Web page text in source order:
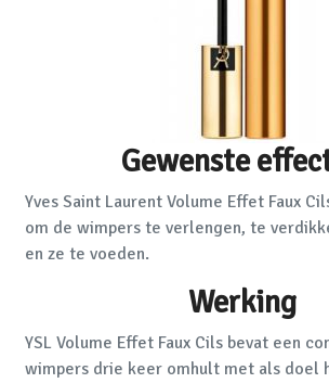
Gewenste
Yves Saint Laurent Volume Effet Faux
om de wimpers te verlengen, te
en ze te voeden.
Werking
YSL Volume Effet Faux Cils bevat een
wimpers drie keer omhult met als doel